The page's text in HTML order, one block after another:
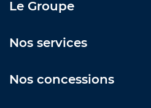
Le Groupe
Nos services
Nos concessions